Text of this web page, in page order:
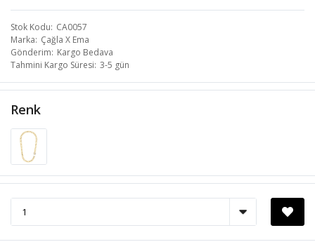
Stok Kodu CA0057
Marka Çağla X Ema
Gönderim Kargo Bedava
Tahmini Kargo Süresi 3-5 gün
Renk